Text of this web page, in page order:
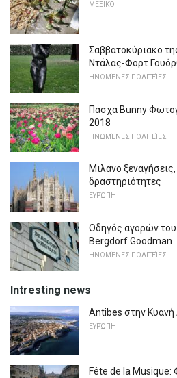
ΜΕΞΙΚΌ
Σαββατοκύριακο
Ντάλας-Φορτ
ΗΝΩΜΈΝΕΣ ΠΟΛΙΤΕΊΕΣ
Πάσχα Bunny
2018
ΗΝΩΜΈΝΕΣ ΠΟΛΙΤΕΊΕΣ
Μιλάνο
δραστηριότητες
ΕΥΡΏΠΗ
Οδηγός αγορών του
Bergdorf Goodman
ΗΝΩΜΈΝΕΣ ΠΟΛΙΤΕΊΕΣ
Intresting news
Antibes στην Κυανή
ΕΥΡΏΠΗ
Fête de la Musique: